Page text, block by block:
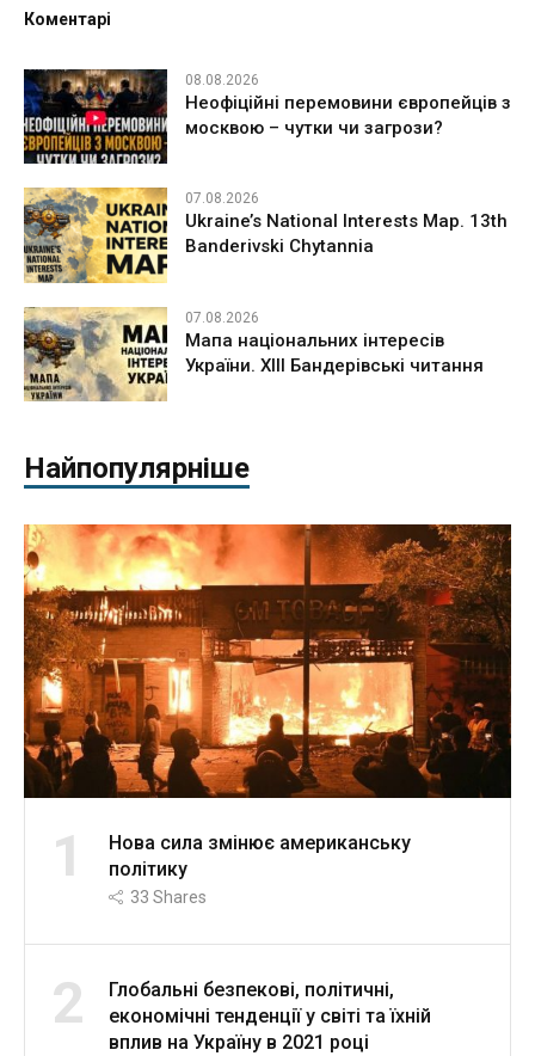
Коментарі
08.08.2026
Неофіційні перемовини європейців з
москвою – чутки чи загрози?
07.08.2026
Ukraine’s National Interests Map. 13th
Banderivski Chytannia
07.08.2026
Мапа національних інтересів
України. ХІІІ Бандерівські читання
Найпопулярніше
1
Нова сила змінює американську
політику
33 Shares
2
Глобальні безпекові, політичні,
економічні тенденції у світі та їхній
вплив на Україну в 2021 році